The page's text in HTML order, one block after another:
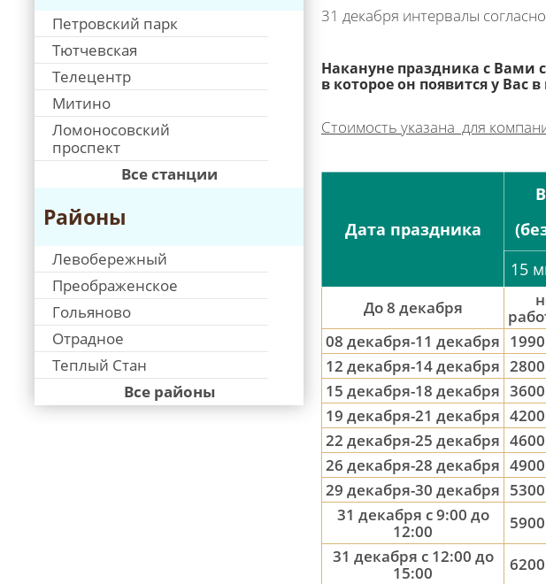
Петровский парк
Тютчевская
Телецентр
Митино
Ломоносовский
проспект
Все станции
Районы
Левобережный
Преображенское
Гольяново
Отрадное
Теплый Стан
Все районы
31 декабря интервалы
Накануне праздника с Вами
в которое он появится у Вас
Стоимость указана для
Дата праздника
15
До 8 декабря
08 декабря-11 декабря
12 декабря-14 декабря
15 декабря-18 декабря
19 декабря-21 декабря
22 декабря-25 декабря
26 декабря-28 декабря
29 декабря-30 декабря
31 декабря с 9:00 до
12:00
31 декабря с 12:00 до
15:00